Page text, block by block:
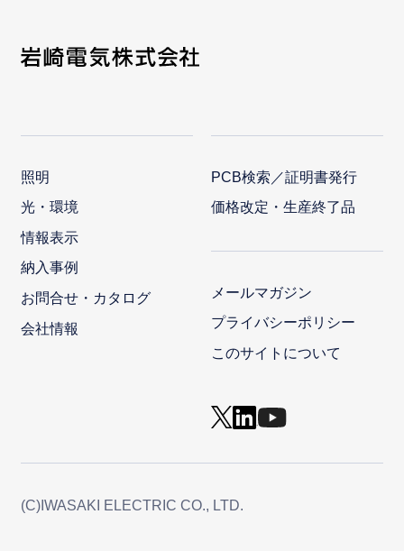
照明
光・環境
情報表示
納入事例
お問合せ・カタログ
会社情報
PCB検索／証明書発行
価格改定・生産終了品
メールマガジン
プライバシーポリシー
このサイトについて
(C)IWASAKI ELECTRIC CO., LTD.